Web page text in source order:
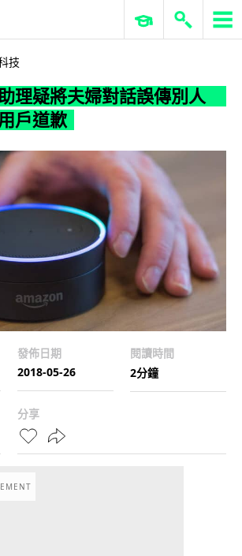
ERP 與商業 AI
技
理疑將夫婦對話誤傳別人
戶道歉
發佈日期
2018-05-26
閱讀時間
2分鐘
分享